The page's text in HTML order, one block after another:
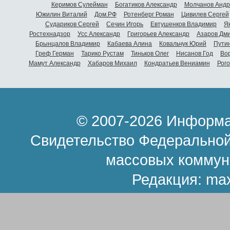
Керимов Сулейман
Богатиков Александр
Молчанов
Южилин Виталий
Дом.РФ Ротенберг Роман
Цивилев Сергей
Судариков Сергей
Сечин Игорь Евтушенков Владимир
Ростехнадзор
Усс Александр Григорьев Александр
Азаров
Брынцалов Владимир
Кабаева Алина Ковальчук Юрий
Греф Герман
Тарико Рустам Тиньков Олег Нисанов Год
Мамут Александр
Хабаров Михаил Кондратьев Вениамин
© 2007-2026
Свидетельство
массовых
Редакция: